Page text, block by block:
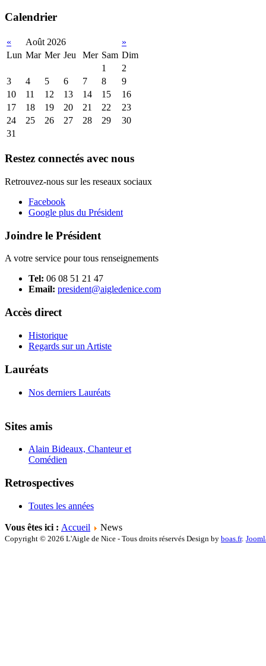
Calendrier
« Août 2026
»
Lun Mar Mer Jeu Mer Sam Dim
1
2
3
4 5 6 7 8
9
10
11 12 13 14 15
16
17
18 19 20 21 22
23
24
25 26 27 28 29
30
31
Restez connectés avec nous
Retrouvez-nous sur les reseaux sociaux
Facebook
Google plus du Président
Joindre le Président
A votre service pour tous renseignements
Tel: 06 08 51 21 47
Email: president@aigledenice.com
Accès direct
Historique
Regards sur un Artiste
Lauréats
Nos derniers Lauréats
Sites amis
Alain Bideaux, Chanteur et
Comédien
Retrospectives
Toutes les années
Vous êtes ici : Accueil News
Copyright © 2026 L'Aigle de Nice - Tous droits réservés Design by boas.fr.